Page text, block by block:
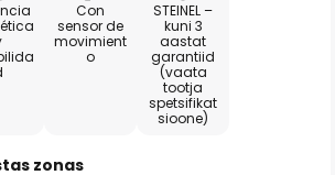
Con
sensor de
movimient
o
STEINEL –
kuni 3
aastat
garantiid
(vaata
tootja
spetsifikat
sioone)
zonas